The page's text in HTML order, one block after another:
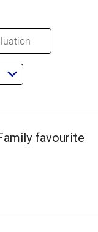
évaluateurs
favourite